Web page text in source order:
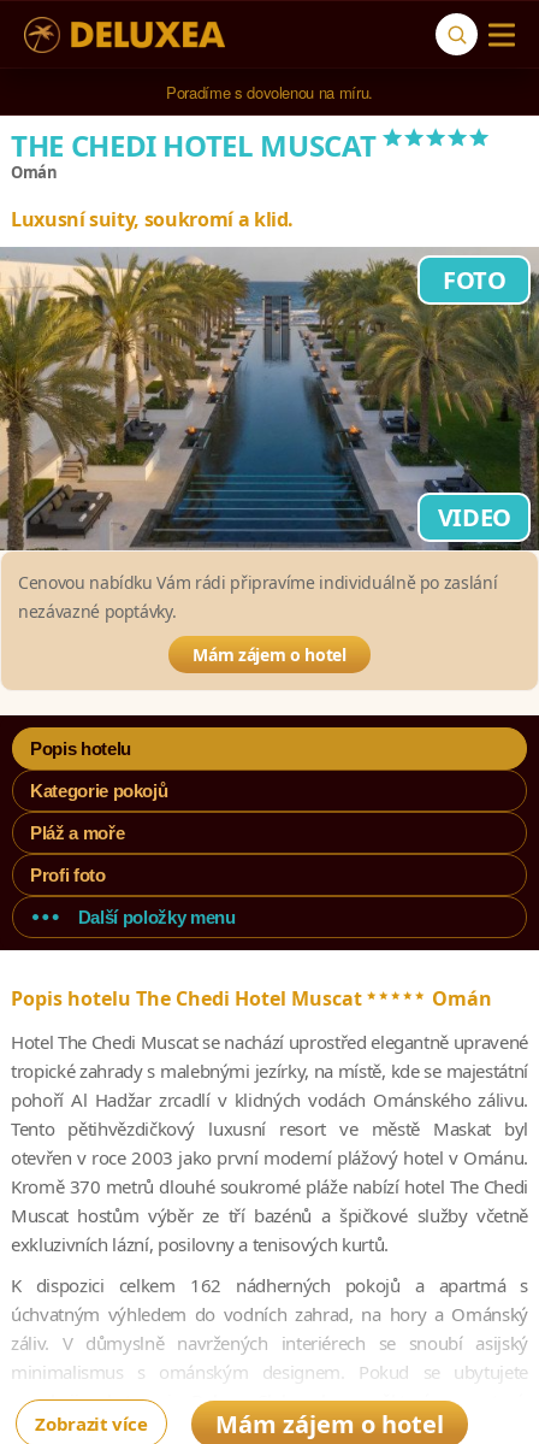
Poradíme s dovolenou na míru.
5* cestovní kancelář na luxusní dovolenou od 100.000 Kč.
THE CHEDI HOTEL MUSCAT*****
Omán
Luxusní suity, soukromí a klid.
FOTO
VIDEO
Cenovou nabídku Vám rádi připravíme individuálně po zaslání
nezávazné poptávky.
Mám zájem o hotel
Popis hotelu
Kategorie pokojů
Pláž a moře
Profi foto
Další položky menu
Popis hotelu The Chedi Hotel Muscat***** Omán
Hotel The Chedi Muscat se nachází uprostřed elegantně upravené
tropické zahrady s malebnými jezírky, na místě, kde se majestátní
pohoří Al Hadžar zrcadlí v klidných vodách Ománského zálivu.
Tento pětihvězdičkový luxusní resort ve městě Maskat byl
otevřen v roce 2003 jako první moderní plážový hotel v Ománu.
Kromě 370 metrů dlouhé soukromé pláže nabízí hotel The Chedi
Muscat hostům výběr ze tří bazénů a špičkové služby včetně
exkluzivních lázní, posilovny a tenisových kurtů.
K dispozici celkem 162 nádherných pokojů a apartmá s
úchvatným výhledem do vodních zahrad, na hory a Ománský
záliv. V důmyslně navržených interiérech se snoubí asijský
minimalismus s ománským designem. Pokud se ubytujete
v pokoji z kategorie Deluxe Club nebo v některém apartmá,
získáte navíc přístup do exkluzivního salónku The Club Lounge a
Zobrazit více Mám zájem o hotel